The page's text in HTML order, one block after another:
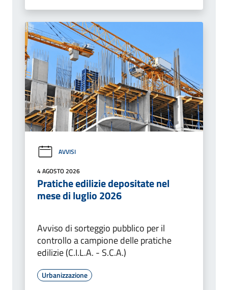
AVVISI
4 AGOSTO 2026
Pratiche edilizie depositate nel
mese di luglio 2026
Avviso di sorteggio pubblico per il
controllo a campione delle pratiche
edilizie (C.I.L.A. - S.C.A.)
Urbanizzazione